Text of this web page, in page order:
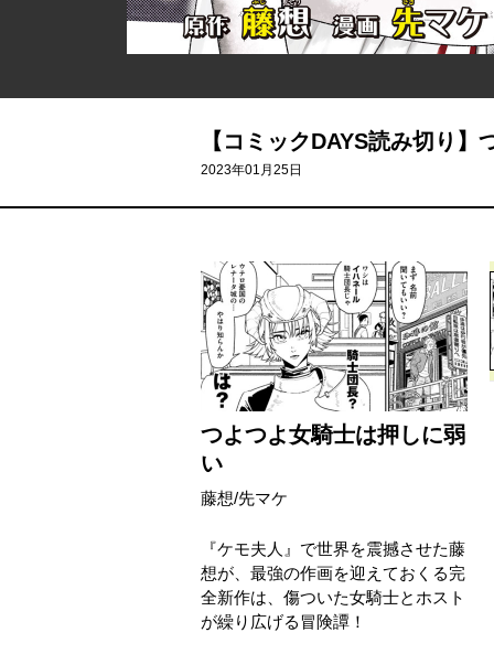
【コミックDAYS読み切り
2023年01月25日
つよつよ女騎士は押しに弱
い
藤想/先マケ
『ケモ夫人』で世界を震撼させた藤
想が、最強の作画を迎えておくる完
全新作は、傷ついた女騎士とホスト
が繰り広げる冒険譚！